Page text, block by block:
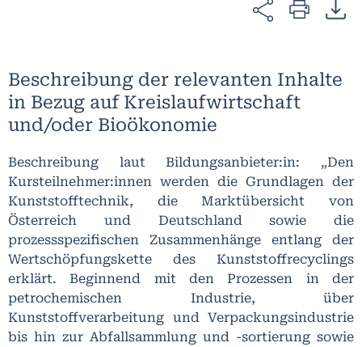
Beschreibung der relevanten Inhalte
in Bezug auf Kreislaufwirtschaft
und/oder Bioökonomie
Beschreibung laut Bildungsanbieter:in: „Den
Kursteilnehmer:innen werden die Grundlagen der
Kunststofftechnik, die Marktübersicht von
Österreich und Deutschland sowie die
prozessspezifischen Zusammenhänge entlang der
Wertschöpfungskette des Kunststoffrecyclings
erklärt. Beginnend mit den Prozessen in der
petrochemischen Industrie, über
Kunststoffverarbeitung und Verpackungsindustrie
bis hin zur Abfallsammlung und -sortierung sowie